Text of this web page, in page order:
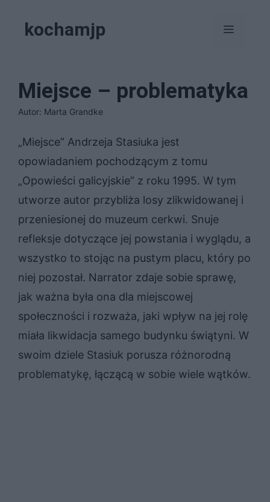
kochamjp Menu
Miejsce – problematyka
Autor: Marta Grandke
„Miejsce” Andrzeja Stasiuka jest
opowiadaniem pochodzącym z tomu
„Opowieści galicyjskie” z roku 1995. W tym
utworze autor przybliża losy zlikwidowanej i
przeniesionej do muzeum cerkwi. Snuje
refleksje dotyczące jej powstania i wyglądu, a
wszystko to stojąc na pustym placu, który po
niej pozostał. Narrator zdaje sobie sprawę,
jak ważna była ona dla miejscowej
społeczności i rozważa, jaki wpływ na jej rolę
miała likwidacja samego budynku świątyni. W
swoim dziele Stasiuk porusza różnorodną
problematykę, łączącą w sobie wiele wątków.